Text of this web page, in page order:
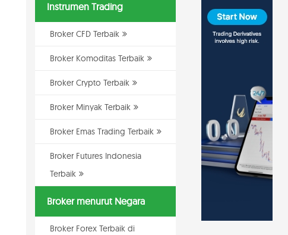
Instrumen Trading
Broker CFD Terbaik
Broker Komoditas Terbaik
Broker Crypto Terbaik
Broker Minyak Terbaik
Broker Emas Trading Terbaik
Broker Futures Indonesia
Terbaik
Broker menurut Negara
Broker Forex Terbaik di